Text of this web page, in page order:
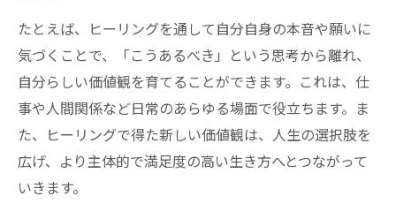
たとえば、ヒーリングを通して自分自身の本音や願いに
気づくことで、「こうあるべき」という思考から離れ、
自分らしい価値観を育てることができます。これは、仕
事や人間関係など日常のあらゆる場面で役立ちます。ま
た、ヒーリングで得た新しい価値観は、人生の選択肢を
広げ、より主体的で満足度の高い生き方へとつながって
いきます。